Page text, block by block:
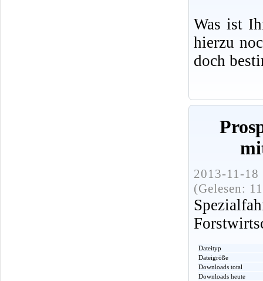
Was ist
hierzu
doch
2013-11-
(Gelesen:
Dateityp
Dateigröße
Downloads total
Downloads heute